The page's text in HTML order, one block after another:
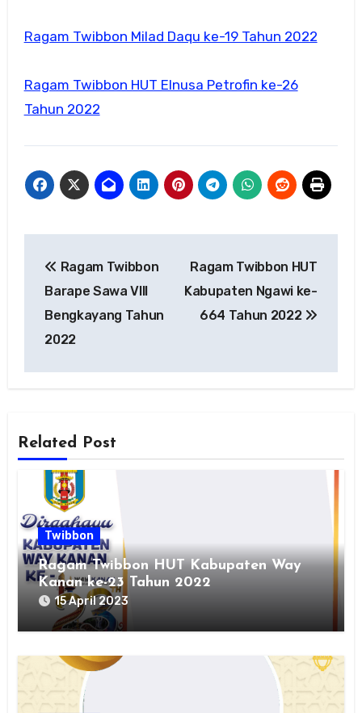
Ragam Twibbon Milad Daqu ke-19 Tahun 2022
Ragam Twibbon HUT Elnusa Petrofin ke-26
Tahun 2022
pos
Ragam Twibbon
Barape Sawa VIII
Bengkayang Tahun
2022
Ragam Twibbon HUT
Kabupaten Ngawi ke-
664 Tahun 2022
Related Post
Twibbon
Ragam Twibbon HUT Kabupaten Way
Kanan ke-23 Tahun 2022
15 April 2023